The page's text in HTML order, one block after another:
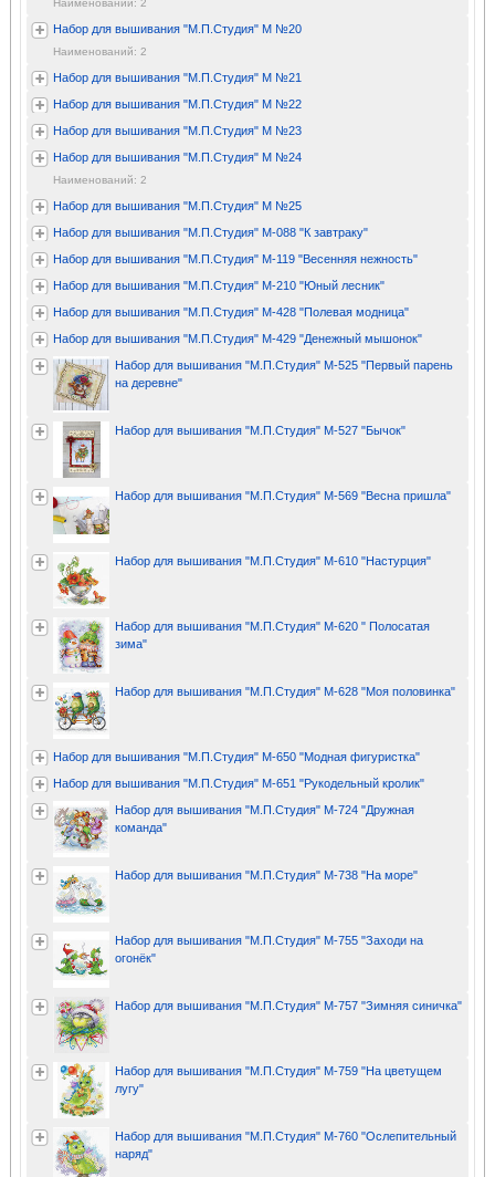
Наименований: 2
Набор для вышивания "М.П.Студия" М №20
Наименований: 2
Набор для вышивания "М.П.Студия" М №21
Набор для вышивания "М.П.Студия" М №22
Набор для вышивания "М.П.Студия" М №23
Набор для вышивания "М.П.Студия" М №24
Наименований: 2
Набор для вышивания "М.П.Студия" М №25
Набор для вышивания "М.П.Студия" М-088 "К завтраку"
Набор для вышивания "М.П.Студия" М-119 "Весенняя нежность"
Набор для вышивания "М.П.Студия" М-210 "Юный лесник"
Набор для вышивания "М.П.Студия" М-428 "Полевая модница"
Набор для вышивания "М.П.Студия" М-429 "Денежный мышонок"
Набор для вышивания "М.П.Студия" М-525 "Первый парень
на деревне"
Набор для вышивания "М.П.Студия" М-527 "Бычок"
Набор для вышивания "М.П.Студия" М-569 "Весна пришла"
Набор для вышивания "М.П.Студия" М-610 "Настурция"
Набор для вышивания "М.П.Студия" М-620 " Полосатая
зима"
Набор для вышивания "М.П.Студия" М-628 "Моя половинка"
Набор для вышивания "М.П.Студия" М-650 "Модная фигуристка"
Набор для вышивания "М.П.Студия" М-651 "Рукодельный кролик"
Набор для вышивания "М.П.Студия" М-724 "Дружная
команда"
Набор для вышивания "М.П.Студия" М-738 "На море"
Набор для вышивания "М.П.Студия" М-755 "Заходи на
огонёк"
Набор для вышивания "М.П.Студия" М-757 "Зимняя синичка"
Набор для вышивания "М.П.Студия" М-759 "На цветущем
лугу"
Набор для вышивания "М.П.Студия" М-760 "Ослепительный
наряд"